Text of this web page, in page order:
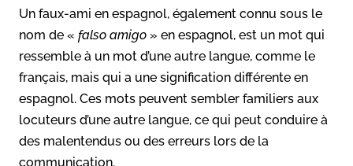
Un faux-ami en espagnol, également connu sous le
nom de « falso amigo » en espagnol, est un mot qui
ressemble à un mot d’une autre langue, comme le
français, mais qui a une signification différente en
espagnol. Ces mots peuvent sembler familiers aux
locuteurs d’une autre langue, ce qui peut conduire à
des malentendus ou des erreurs lors de la
communication.